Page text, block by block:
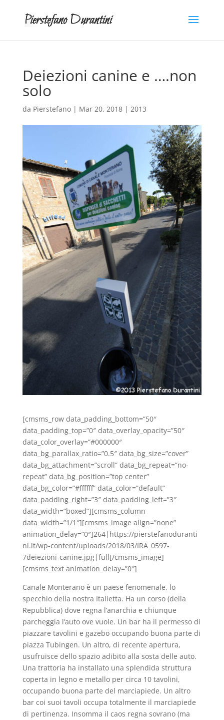
Deiezioni canine e ….non
solo
da Pierstefano| Mar 20, 2018| 2013
[cmsms_row data_padding_bottom=”50″
data_padding_top=”0″ data_overlay_opacity=”50″
data_color_overlay=”#000000″
data_bg_parallax_ratio=”0.5″ data_bg_size=”cover”
data_bg_attachment=”scroll” data_bg_repeat=”no-
repeat” data_bg_position=”top center”
data_bg_color=”#ffffff” data_color=”default”
data_padding_right=”3″ data_padding_left=”3″
data_width=”boxed”][cmsms_column
data_width=”1/1″][cmsms_image align=”none”
animation_delay=”0″]264|https://pierstefanoduranti
ni.it/wp-content/uploads/2018/03/IRA_0597-
7deiezioni-canine.jpg|full[/cmsms_image]
[cmsms_text animation_delay=”0″]
Canale Monterano è un paese fenomenale, lo
specchio della nostra Italietta. Ha un corso (della
Repubblica) dove regna l’anarchia e chiunque
parcheggia l’auto ove vuole. Un bar ha il permesso di
piazzare tavolini e gazebo occupando buona parte di
piazza Tubingen. Un altro, di recente apertura,
usufruisce dello spazio adibito alla sosta delle auto.
Una trattoria ha installato una splendida struttura
coperta in legno e metallo per circa 10 tavolini,
occupando buona parte del marciapiede. Un altro
bar coi suoi tavoli occupa totalmente il marciapiede
di pertinenza. Insomma il caos regna sovrano (ma